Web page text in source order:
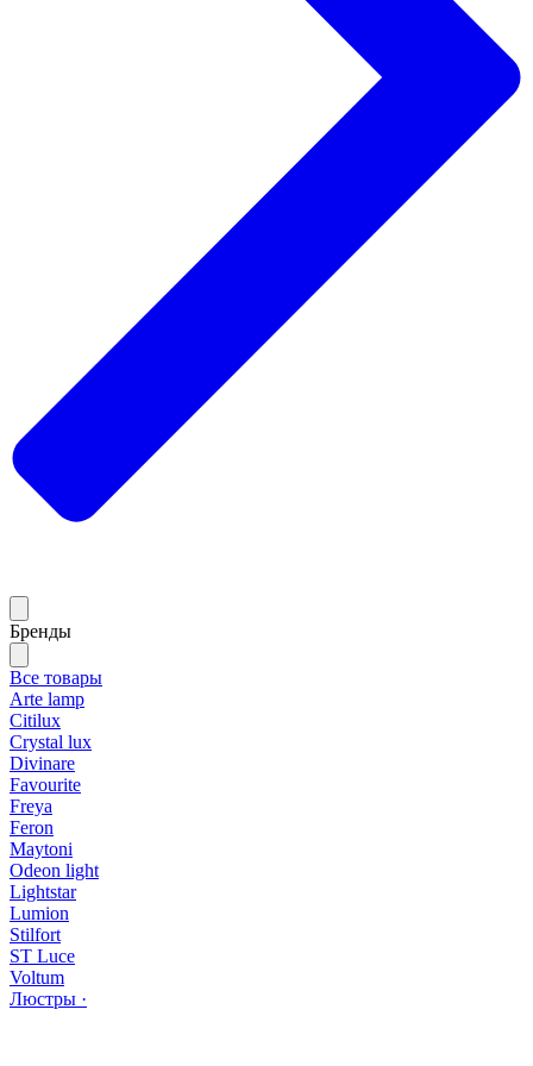
Бренды
Все товары
Arte lamp
Citilux
Crystal lux
Divinare
Favourite
Freya
Feron
Maytoni
Odeon light
Lightstar
Lumion
Stilfort
ST Luce
Voltum
Люстры ·